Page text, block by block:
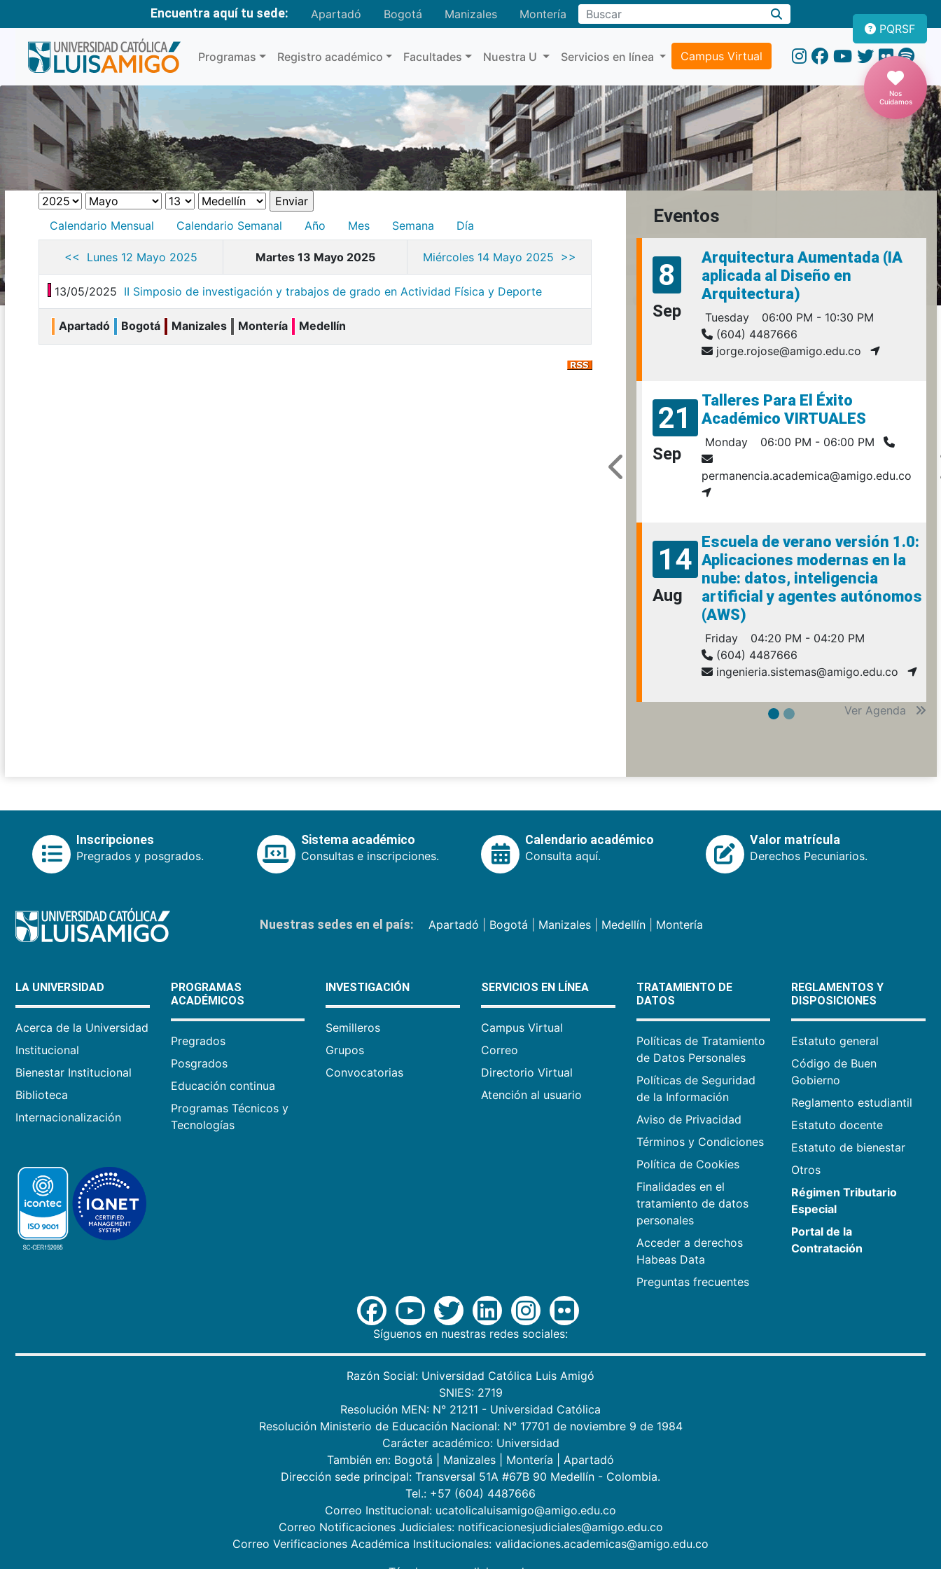
Encuentra aquí tu sede: Apartadó Bogotá Manizales MonteríaBuscar
Programas Registro académico Facultades Nuestra U Servicios en línea Campus Virtual
PQRSF
Nos
Cuidamos
Calendario Mensual Calendario Semanal Año Mes Semana Día
<< Lunes 12 Mayo 2025 Martes 13 Mayo 2025 Miércoles 14 Mayo 2025 >>
13/05/2025 II Simposio de investigación y trabajos de grado en Actividad Física y Deporte
Apartadó Bogotá Manizales Montería Medellín
Eventos
8
Sep
Arquitectura Aumentada (IA
aplicada al Diseño en
Arquitectura)
Tuesday
06:00 PM - 10:30 PM
(604) 4487666
jorge.rojose@amigo.edu.co
21
Sep
Talleres Para El Éxito
Académico VIRTUALES
Monday 06:00 PM - 06:00 PM
permanencia.academica@amigo.edu.co
14
Aug
Escuela de verano versión 1.0:
Aplicaciones modernas en la
nube: datos, inteligencia
artificial y agentes autónomos
(AWS)
Friday
04:20 PM - 04:20 PM
(604) 4487666
ingenieria.sistemas@amigo.edu.co
Ver Agenda
Inscripciones
Pregrados y posgrados.
Sistema académico
Consultas e inscripciones.
Calendario académico
Consulta aquí.
Valor matrícula
Derechos Pecuniarios.
Nuestras sedes en el país: Apartadó Bogotá Manizales| Medellín| Montería
LA UNIVERSIDAD
Acerca de la Universidad
Institucional
Bienestar Institucional
Biblioteca
Internacionalización
PROGRAMAS
ACADÉMICOS
Pregrados
Posgrados
Educación continua
Programas Técnicos y
Tecnologías
INVESTIGACIÓN
Semilleros
Grupos
Convocatorias
SERVICIOS EN LÍNEA
Campus Virtual
Correo
Directorio Virtual
Atención al usuario
TRATAMIENTO DE
DATOS
Políticas de Tratamiento
de Datos Personales
Políticas de Seguridad
de la Información
Aviso de Privacidad
Términos y Condiciones
Política de Cookies
Finalidades en el
tratamiento de datos
personales
Acceder a derechos
Habeas Data
Preguntas frecuentes
REGLAMENTOS Y
DISPOSICIONES
Estatuto general
Código de Buen
Gobierno
Reglamento estudiantil
Estatuto docente
Estatuto de bienestar
Otros
Régimen Tributario
Especial
Portal de la
Contratación
Síguenos en nuestras redes sociales:
Razón Social: Universidad Católica Luis Amigó
SNIES: 2719
Resolución MEN: N° 21211 - Universidad Católica
Resolución Ministerio de Educación Nacional: N° 17701 de noviembre 9 de 1984
Carácter académico: Universidad
También en: Bogotá Manizales Montería
Apartadó
Dirección sede principal: Transversal 51A #67B 90 Medellín - Colombia.
Tel.: +57 (604) 4487666
Correo Institucional: ucatolicaluisamigo@amigo.edu.co
Correo Notificaciones Judiciales: notificacionesjudiciales@amigo.edu.co
Correo Verificaciones Académica Institucionales: validaciones.academicas@amigo.edu.co